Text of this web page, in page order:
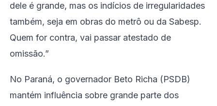
dele é grande, mas os indícios de irregularidades
também, seja em obras do metrô ou da Sabesp.
Quem for contra, vai passar atestado de
omissão.”
No Paraná, o governador Beto Richa (PSDB)
mantém influência sobre grande parte dos